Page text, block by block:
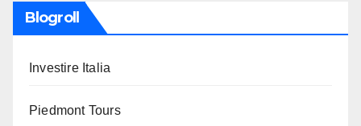
Blogroll
Investire Italia
Piedmont Tours